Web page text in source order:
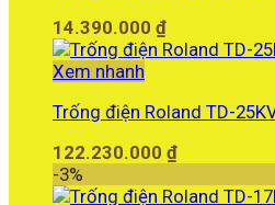
14.390.000 ₫
Xem nhanh
Trống điện Roland TD-
122.230.000 ₫
-3%